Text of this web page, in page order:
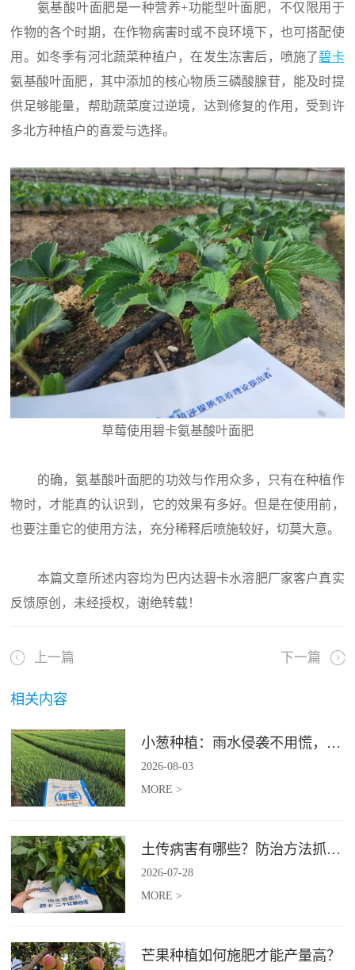
氨基酸叶面肥是一种营养+功能型叶面肥，不仅限用于
作物的各个时期，在作物病害时或不良环境下，也可搭配使
用。如冬季有河北蔬菜种植户，在发生冻害后，喷施了碧卡
氨基酸叶面肥，其中添加的核心物质三磷酸腺苷，能及时提
供足够能量，帮助蔬菜度过逆境，达到修复的作用，受到许
多北方种植户的喜爱与选择。
草莓使用碧卡氨基酸叶面肥
的确，氨基酸叶面肥的功效与作用众多，只有在种植作
物时，才能真的认识到，它的效果有多好。但是在使用前，
也要注重它的使用方法，充分稀释后喷施较好，切莫大意。
本篇文章所述内容均为巴内达碧卡水溶肥厂家客户真实
反馈原创，未经授权，谢绝转载！
上一篇 下一篇
相关内容
小葱种植：雨水侵袭不用慌，四招稳住小葱产量
2026-08-03
MORE >
土传病害有哪些？防治方法抓紧收藏
2026-07-28
MORE >
芒果种植如何施肥才能产量高？